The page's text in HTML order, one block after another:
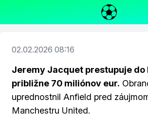
02.02.2026 08:16
Jeremy Jacquet prestupuje do
približne 70 miliónov eur.
uprednostnil Anfield pred
Manchestru United.